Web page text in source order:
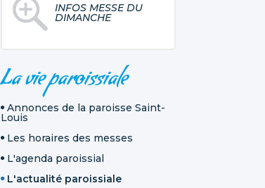
INFOS MESSE DU
DIMANCHE
La vie paroissiale
Annonces de la paroisse Saint-
Louis
Les horaires des messes
L'agenda paroissial
L'actualité paroissiale